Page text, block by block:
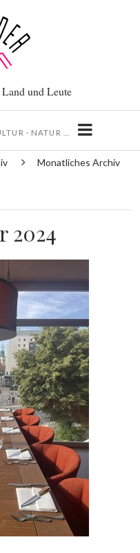
und Leute
· NATUR …
Monatliches Archiv
2024